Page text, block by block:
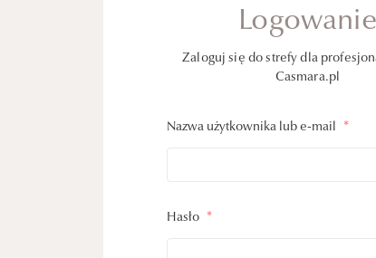
Logowanie
Zaloguj się do strefy dla
Casmara.pl
Nazwa użytkownika lub e-mail *
Hasło *